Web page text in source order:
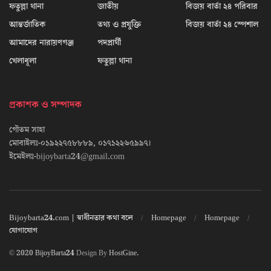
ফতুল্লা থানা
আন্তর্জাতিক
আমাদের নারায়ণগঞ্জ
খেলাধূলা
জাতীয়
তথ্য ও প্রযুক্তি
পদপ্রার্থী
ফতুল্লা থানা
বিজয় বার্তা ২৪ পরিবার
বিজয় বার্তা ২৪ স্পেশাল
প্রকাশক ও সম্পাদক
গৌতম সাহা
মোবাইলঃ-০১৯২২৭৫৮৮৮৯, ০১৭১২২৬৫৯৯৭।
ইমেইলঃ-bijoybarta24@gmail.com
Bijoybarta24.com | স্বাধীনতার কথা বলে Homepage
Homepage
যোগাযোগ
© 2020BijoyBarta24Design ByHostGine.